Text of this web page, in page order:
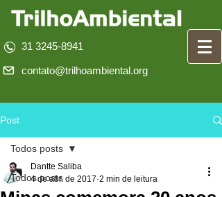
31 3245-8941
contato@trilhoambiental.org
Post
Todos posts
Todos posts
Dantte Saliba
4 de abr. de 2017 2 min de leitura